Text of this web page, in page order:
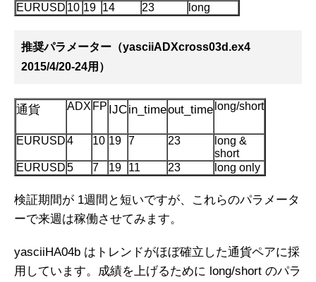
EURUSD 10 19 14 23 long
推奨パラメーター（yasciiADXcross03d.ex4
2015/4/20-24用）
通貨 ADX FP IJCin_timeout_time long/short
EURUSD4 10 19 7 23
long &
short
EURUSD5 7 19 11 23 long only
検証期間が 1週間と短いですが、これらのパラメータ
ーで来週は稼働させてみます。
yasciiHA04b はトレンドがほぼ確立した通貨ペアに採
用しています。成績を上げるために long/short のパラ